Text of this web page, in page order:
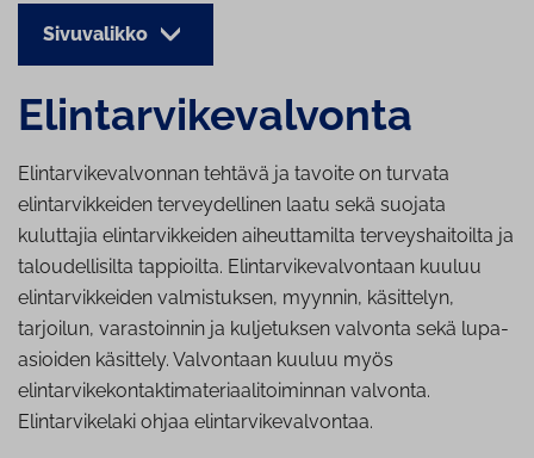
Sivuvalikko
Elin­tar­vi­ke­val­von­ta
Elintarvikevalvonnan tehtävä ja tavoite on turvata
elintarvikkeiden terveydellinen laatu sekä suojata
kuluttajia elintarvikkeiden aiheuttamilta terveyshaitoilta ja
taloudellisilta tappioilta. Elintarvikevalvontaan kuuluu
elintarvikkeiden valmistuksen, myynnin, käsittelyn,
tarjoilun, varastoinnin ja kuljetuksen valvonta sekä lupa-
asioiden käsittely. Valvontaan kuuluu myös
elintarvikekontaktimateriaalitoiminnan valvonta.
Elintarvikelaki ohjaa elintarvikevalvontaa.